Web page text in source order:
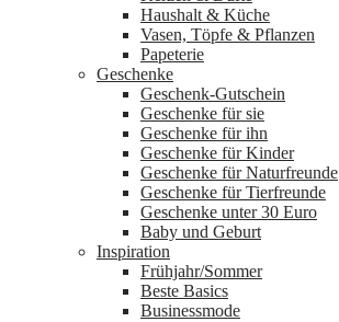
Haushalt & Küche
Vasen, Töpfe & Pflanzen
Papeterie
Geschenke
Geschenk-Gutschein
Geschenke für sie
Geschenke für ihn
Geschenke für Kinder
Geschenke für Naturfreunde
Geschenke für Tierfreunde
Geschenke unter 30 Euro
Baby und Geburt
Inspiration
Frühjahr/Sommer
Beste Basics
Businessmode